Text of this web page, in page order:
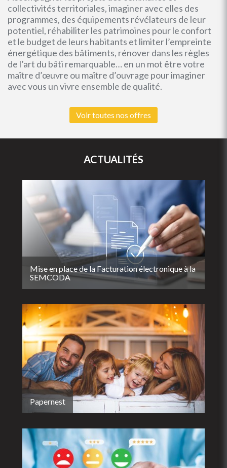
collectivités territoriales, imaginer avec elles des
programmes, des équipements révélateurs de leur
potentiel, réhabiliter les patrimoines pour le confort
et le budget de leurs habitants et limiter l’empreinte
énergétique des bâtiments, rénover dans les règles
de l’art du bâti remarquable… en un mot être votre
maître d’œuvre ou maître d’ouvrage pour imaginer
avec vous un vivre ensemble de qualité.
Voir toutes nos offres
ACTUALITÉS
Mise en place de la Facturation électronique à la
SEMCODA
Papernest